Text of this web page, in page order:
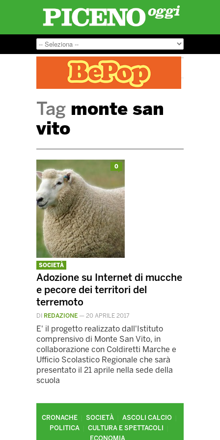
Tag monte san
vito
0
SOCIETÀ
Adozione su Internet di mucche
e pecore dei territori del
terremoto
DI REDAZIONE — 20 APRILE 2017
E' il progetto realizzato dall'Istituto
comprensivo di Monte San Vito, in
collaborazione con Coldiretti Marche e
Ufficio Scolastico Regionale che sarà
presentato il 21 aprile nella sede della
scuola
CRONACHE SOCIETÀ
ASCOLI CALCIO
POLITICA
CULTURA E SPETTACOLI
ECONOMIA